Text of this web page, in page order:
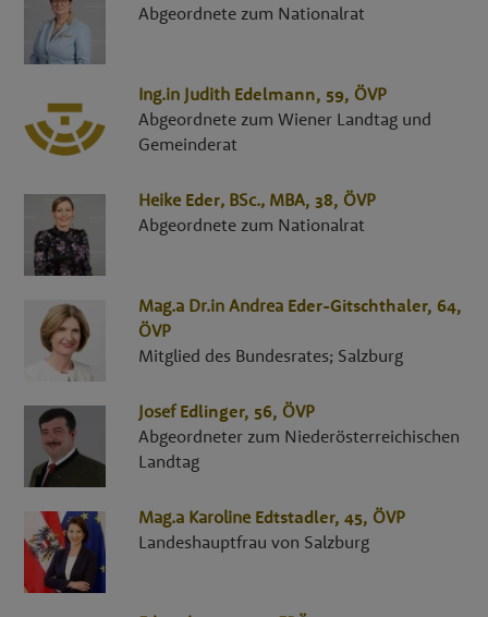
Abgeordnete zum Nationalrat
Ing.in Judith Edelmann, 59, ÖVP
Abgeordnete zum Wiener Landtag und
Gemeinderat
Heike Eder, BSc., MBA, 38, ÖVP
Abgeordnete zum Nationalrat
Mag.a Dr.in Andrea Eder-Gitschthaler, 64,
ÖVP
Mitglied des Bundesrates; Salzburg
Josef Edlinger, 56, ÖVP
Abgeordneter zum Niederösterreichischen
Landtag
Mag.a Karoline Edtstadler, 45, ÖVP
Landeshauptfrau von Salzburg